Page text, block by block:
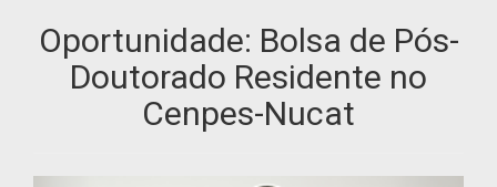
Oportunidade: Bolsa de Pós-
Doutorado Residente no
Cenpes-Nucat